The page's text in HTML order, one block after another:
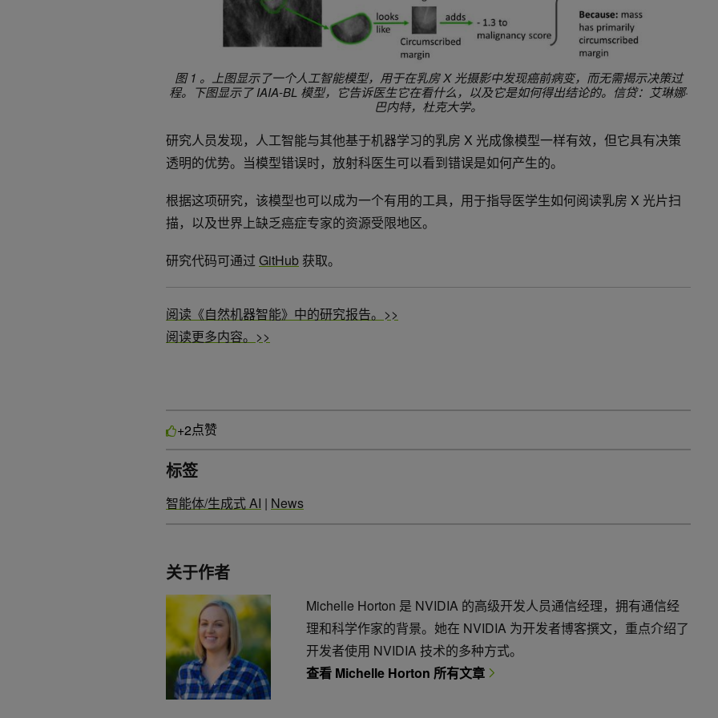
图 1 。上图显示了一个人工智能模型，用于在乳房 X 光摄影中发现癌前病变，而无需揭示决策过
程。下图显示了 IAIA-BL 模型，它告诉医生它在看什么，以及它是如何得出结论的。信贷：艾琳娜·
巴内特，杜克大学。
研究人员发现，人工智能与其他基于机器学习的乳房 X 光成像模型一样有效，但它具有决策
透明的优势。当模型错误时，放射科医生可以看到错误是如何产生的。
根据这项研究，该模型也可以成为一个有用的工具，用于指导医学生如何阅读乳房 X 光片扫
描，以及世界上缺乏癌症专家的资源受限地区。
研究代码可通过 GitHub 获取。
阅读《自然机器智能》中的研究报告。>>
阅读更多内容。>>
+2点赞
标签
智能体/生成式 AI | News
关于作者
Michelle Horton 是 NVIDIA 的高级开发人员通信经理，拥有通信经
理和科学作家的背景。她在 NVIDIA 为开发者博客撰文，重点介绍了
开发者使用 NVIDIA 技术的多种方式。
查看 Michelle Horton 所有文章